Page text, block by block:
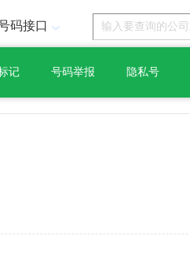
码接口
记 号码举报 隐私号